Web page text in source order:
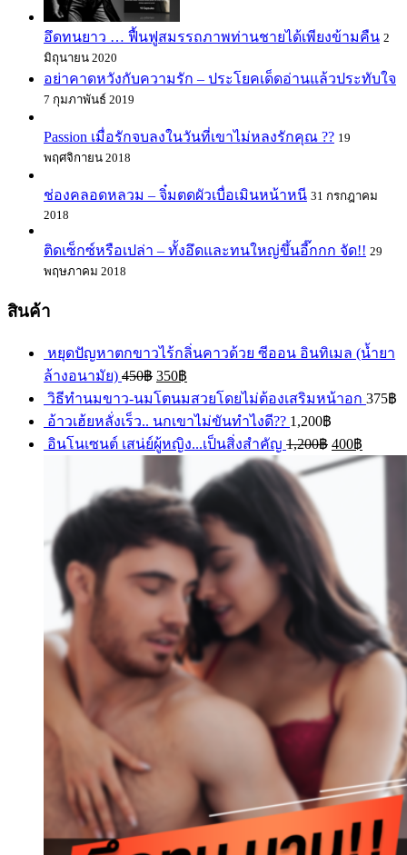
อึดทนยาว … ฟื้นฟูสมรรถภาพท่านชายได้เพียงข้ามคืน 2
มิถุนายน 2020
อย่าคาดหวังกับความรัก – ประโยคเด็ดอ่านแล้วประทับใจ
7 กุมภาพันธ์ 2019
Passion เมื่อรักจบลงในวันที่เขาไม่หลงรักคุณ ?? 19
พฤศจิกายน 2018
ช่องคลอดหลวม – จิ๋มตดผัวเบื่อเมินหน้าหนี 31 กรกฎาคม
2018
ติดเซ็กซ์หรือเปล่า – ทั้งอึดและทนใหญ่ขึ้นอี๊กกก จัด!! 29
พฤษภาคม 2018
สินค้า
หยุดปัญหาตกขาวไร้กลิ่นคาวด้วย ซีออน อินทิเมล (น้ำยา
ล้างอนามัย) 450฿ 350฿
วิธีทำนมขาว-นมโตนมสวยโดยไม่ต้องเสริมหน้าอก 375฿
อ้าวเฮ้ยหลั่งเร็ว.. นกเขาไม่ขันทำไงดี?? 1,200฿
อินโนเซนต์ เสน่ย์ผู้หญิง...เป็นสิ่งสำคัญ 1,200฿ 400฿